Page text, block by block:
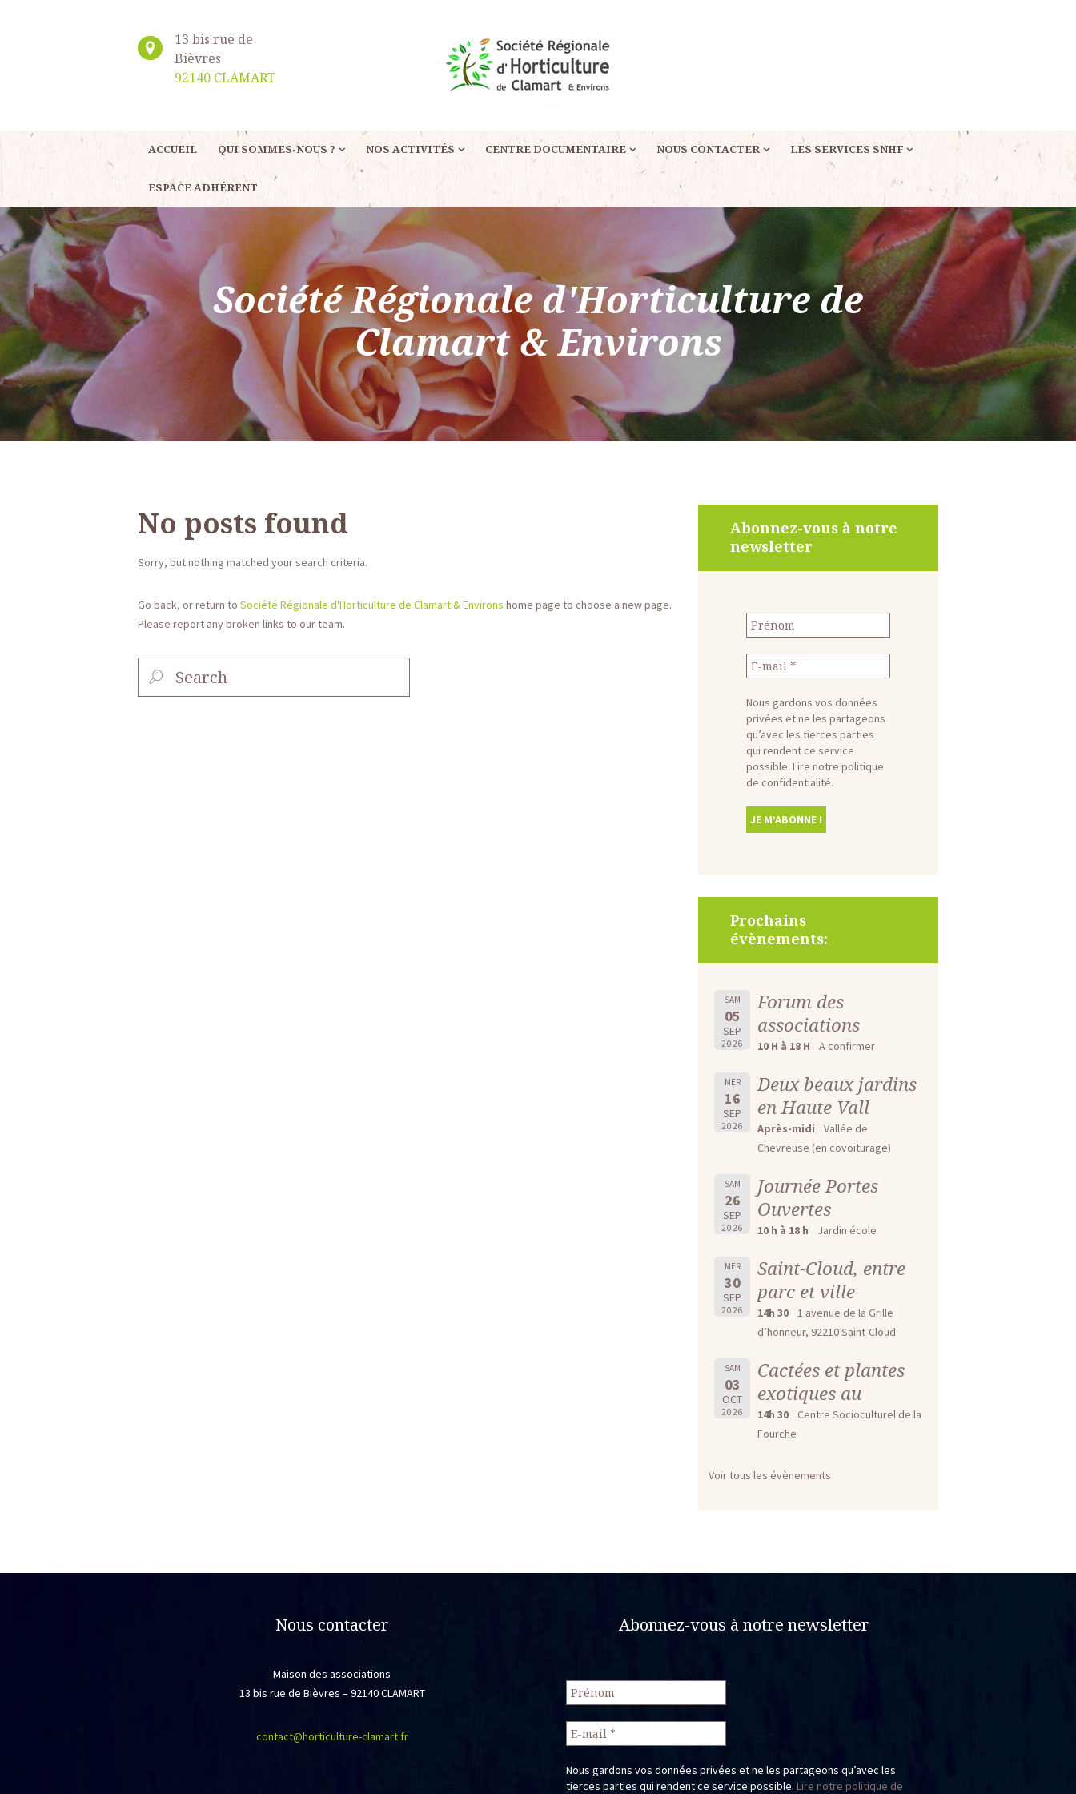
13 bis rue de
Bièvres
92140 CLAMART
ACCUEIL QUI SOMMES-NOUS ? NOS ACTIVITÉS CENTRE DOCUMENTAIRE NOUS CONTACTER LES SERVICES SNHF
ESPACE ADHÉRENT
Société Régionale d'Horticulture de
Clamart & Environs
No posts found
Sorry, but nothing matched your search criteria.
Go back, or return to Société Régionale d'Horticulture de Clamart & Environs home page to choose a new page.
Please report any broken links to our team.
Abonnez-vous à notre
newsletter
Nous gardons vos données
privées et ne les partageons
qu’avec les tierces parties
qui rendent ce service
possible.Lire notre politique
de confidentialité.
Prochains
évènements:
SAM
05
SEP
2026
Forum des
associations
10 H à 18 H A confirmer
MER
16
SEP
2026
Deux beaux jardins
en Haute Vall
Après-midi
Vallée de
Chevreuse (en covoiturage)
SAM
26
SEP
2026
Journée Portes
Ouvertes
10 h à 18 h Jardin école
MER
30
SEP
2026
Saint-Cloud, entre
parc et ville
14h 30
1 avenue de la Grille
d’honneur, 92210 Saint-Cloud
SAM
03
OCT
2026
Cactées et plantes
exotiques au
14h 30
Centre Socioculturel de la
Fourche
Voir tous les évènements
Nous contacter
Maison des associations
13 bis rue de Bièvres – 92140 CLAMART
contact@horticulture-clamart.fr
Abonnez-vous à notre newsletter
Nous gardons vos données privées et ne les partageons qu’avec les
tierces parties qui rendent ce service possible. Lire notre politique de